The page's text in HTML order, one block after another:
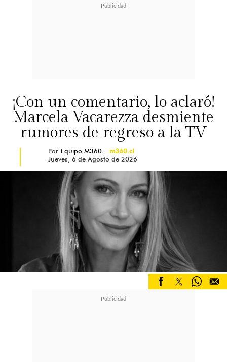
¡Con un comentario, lo aclaró!
Marcela Vacarezza desmiente
rumores de regreso a la TV
Por Equipo M360
m360.cl
Jueves, 6 de Agosto de 2026